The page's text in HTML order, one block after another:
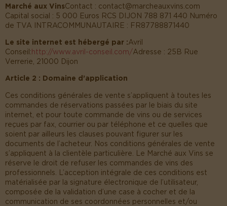
Marché aux VinsContact : contact@marcheauxvins.com
Capital social : 5 000 Euros RCS DIJON 788 871 440 Numéro
de TVA INTRACOMMUNAUTAIRE : FR87788871440
Le site internet est hébergé par :Avril
Conseil:http://www.avril-conseil.com/Adresse : 25B Rue
Verrerie, 21000 Dijon
Article 2 : Domaine d’application
Ces conditions générales de vente s’appliquent à toutes les
commandes de réservations passées par le biais du site
internet, et pour toute commande de vins ou de services
reçues par fax, courrier ou par téléphone et ce quelles que
soient par ailleurs les clauses pouvant figurer sur les
documents de l’acheteur. Nos conditions générales de vente
s’appliquent à la clientèle particulière. Le Marché aux Vins se
réserve le droit de refuser les commandes de vins des
professionnels. L’acception intégrale de ces conditions est
matérialisée par la signature électronique de l’utilisateur,
composée de la validation d’une case à cocher et de la
communication de ses coordonnées personnelles et/ou